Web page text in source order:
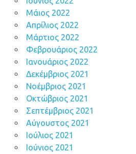
Μάιος 2022
Απρίλιος 2022
Μάρτιος 2022
Φεβρουάριος 2022
Ιανουάριος 2022
Δεκέμβριος 2021
Νοέμβριος 2021
Οκτώβριος 2021
Σεπτέμβριος 2021
Αύγουστος 2021
Ιούλιος 2021
Ιούνιος 2021